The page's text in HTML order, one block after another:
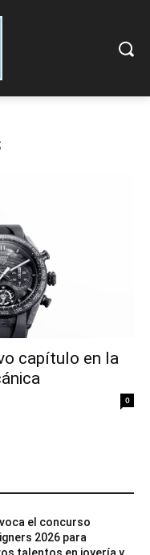
capítulo en la
0
el concurso
2026 para